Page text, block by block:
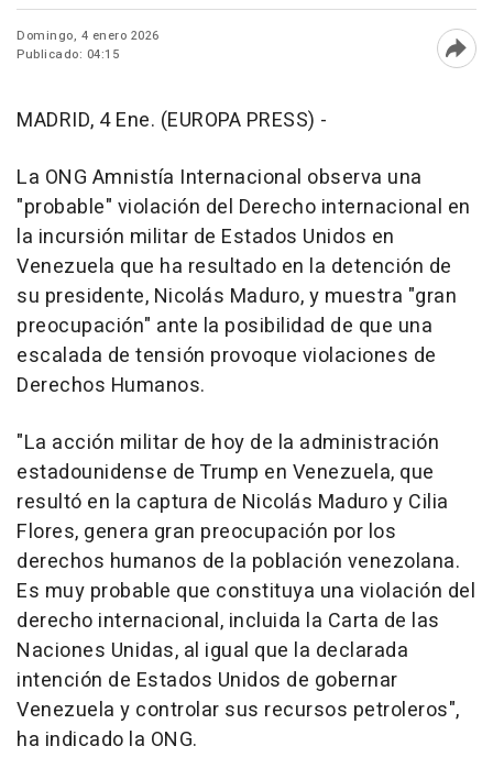
Domingo, 4 enero 2026
Publicado: 04:15
MADRID, 4 Ene. (EUROPA PRESS) -
La ONG Amnistía Internacional observa una
"probable" violación del Derecho internacional en
la incursión militar de Estados Unidos en
Venezuela que ha resultado en la detención de
su presidente, Nicolás Maduro, y muestra "gran
preocupación" ante la posibilidad de que una
escalada de tensión provoque violaciones de
Derechos Humanos.
"La acción militar de hoy de la administración
estadounidense de Trump en Venezuela, que
resultó en la captura de Nicolás Maduro y Cilia
Flores, genera gran preocupación por los
derechos humanos de la población venezolana.
Es muy probable que constituya una violación del
derecho internacional, incluida la Carta de las
Naciones Unidas, al igual que la declarada
intención de Estados Unidos de gobernar
Venezuela y controlar sus recursos petroleros",
ha indicado la ONG.